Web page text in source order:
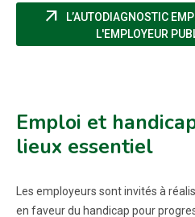
arrow_outward
L’AUTODIAGNOSTIC
L'EMPLOYEUR
Emploi et
lieux essentiel
Les employeurs sont invités à
en faveur du handicap pour